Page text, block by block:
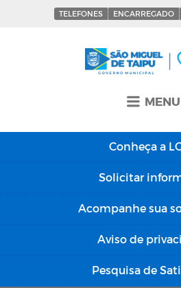
TELEFONES ENCARREGADO
MENU
Conheça a
Solicitar
Acompanhe sua
Aviso de
Pesquisa de